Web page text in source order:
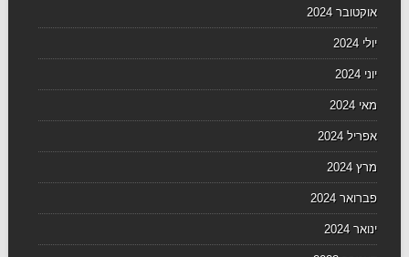
אוקטובר 2024
יולי 2024
יוני 2024
מאי 2024
אפריל 2024
מרץ 2024
פברואר 2024
ינואר 2024